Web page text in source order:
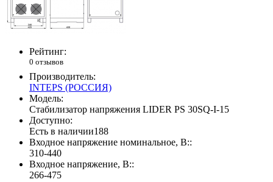
Рейтинг:
0 отзывов
Производитель:
INTEPS (РОССИЯ)
Модель:
Стабилизатор напряжения LIDER PS 30SQ-I-15
Доступно:
Есть в наличии188
Входное напряжение номинальное, В::
310-440
Входное напряжение, В::
266-475